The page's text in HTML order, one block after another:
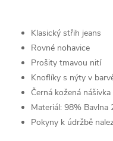
Klasický střih jeans
Rovné nohavice
Prošity tmavou nití
Knoflíky s nýty v
Černá kožená
Materiál: 98% Bavlna
Pokyny k údržbě